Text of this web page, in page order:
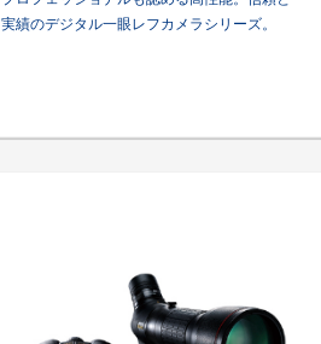
実績のデジタル一眼レフカメラシリーズ。